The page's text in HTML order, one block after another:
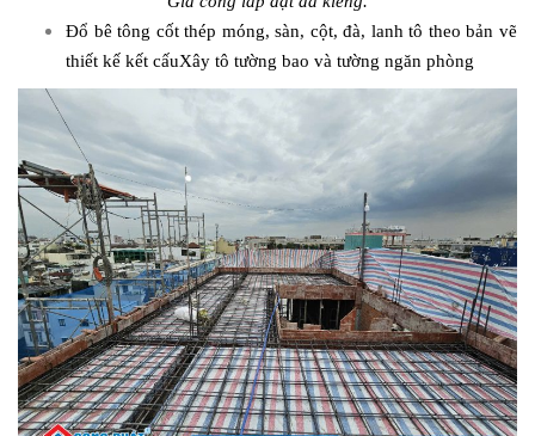
Đổ bê tông cốt thép móng, sàn, cột, đà, lanh tô theo bản vẽ
thiết kế kết cấuXây tô tường bao và tường ngăn phòng